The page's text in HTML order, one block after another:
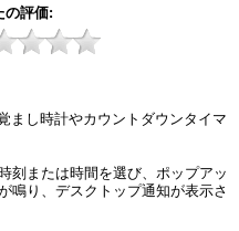
の評価
まし時計やカウントダウンタイマ
刻または時間を選び、ポップアッ
鳴り、デスクトップ通知が表示さ